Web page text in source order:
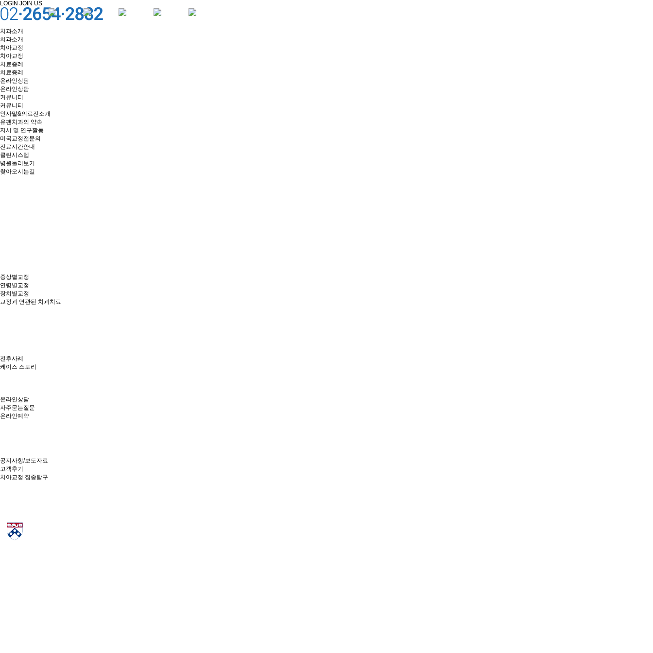
LOGIN JOIN US
치과소개
치과소개
치아교정
치아교정
치료증례
치료증례
온라인상담
온라인상담
커뮤니티
커뮤니티
인사말&의료진소개
유펜치과의 약속
저서 및 연구활동
미국교정전문의
진료시간안내
클린시스템
병원둘러보기
찾아오시는길
증상별교정
연령별교정
장치별교정
교정과 연관된 치과치료
전후사례
케이스 스토리
온라인상담
자주묻는질문
온라인예약
공지사항/보도자료
고객후기
치아교정 집중탐구